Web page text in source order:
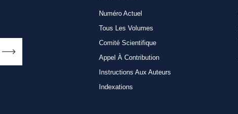
Numéro Actuel
Tous Les Volumes
Comité Scientifique
Appel À Contribution
Instructions Aux Auteurs
Indexations